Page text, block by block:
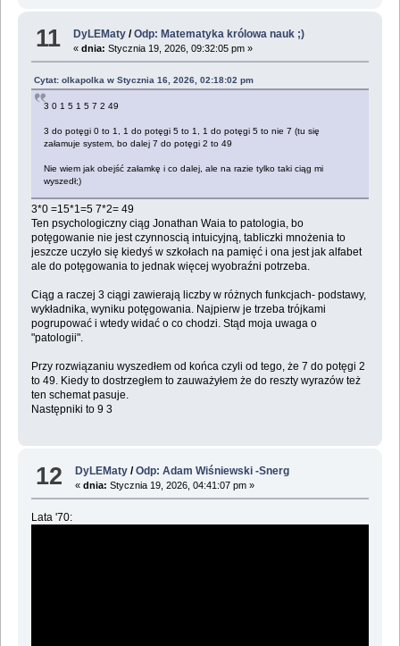
11 DyLEMaty /Odp: Matematyka królowa nauk ;)
«dnia: Stycznia 19, 2026, 09:32:05 pm »
Cytat: olkapolka w Stycznia 16, 2026, 02:18:02 pm
3 0 1 5 1 5 7 2 49
3 do potęgi 0 to 1, 1 do potęgi 5 to 1, 1 do potęgi 5 to nie 7 (tu się
załamuje system, bo dalej 7 do potęgi 2 to 49
Nie wiem jak obejść załamkę i co dalej, ale na razie tylko taki ciąg mi
wyszedł;)
3*0 =15*1=5 7*2= 49
Ten psychologiczny ciąg Jonathan Waia to patologia, bo
potęgowanie nie jest czynnoscią intuicyjną, tabliczki mnożenia to
jeszcze uczyło się kiedyś w szkołach na pamięć i ona jest jak alfabet
ale do potęgowania to jednak więcej wyobraźni potrzeba.
Ciąg a raczej 3 ciągi zawierają liczby w różnych funkcjach- podstawy,
wykładnika, wyniku potęgowania. Najpierw je trzeba trójkami
pogrupować i wtedy widać o co chodzi. Stąd moja uwaga o
"patologii".
Przy rozwiązaniu wyszedłem od końca czyli od tego, że 7 do potęgi 2
to 49. Kiedy to dostrzegłem to zauważyłem że do reszty wyrazów też
ten schemat pasuje.
Następniki to 9 3
12 DyLEMaty /Odp: Adam Wiśniewski -Snerg
«dnia: Stycznia 19, 2026, 04:41:07 pm »
Lata '70: